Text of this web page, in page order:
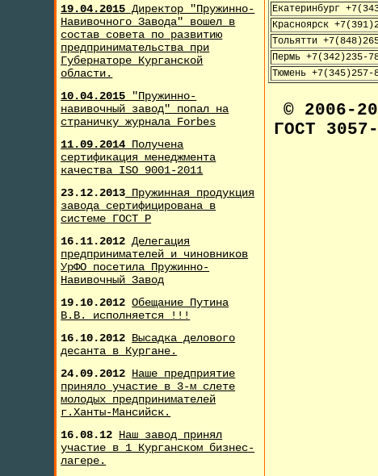
19.04.2015 Директор "Пружинно-
Навивочного Завода" вошел в
состав совета по развитию
предпринимательства при
Губернаторе Курганской
области.
10.04.2015 "Пружинно-
навивочный завод" попал на
страничку журнала Forbes
11.09.2014 Получена
сертификация менеджмента
качества ISO 9001-2011
23.12.2013 Пружинная продукция
завода сертифицирована в
системе ГОСТ Р
16.11.2012Делегация
предпринимателей и чиновников
УрФО посетила Пружинно-
Навивочный Завод
19.10.2012Обещание Путина
В.В. исполняется !!!
16.10.2012 Высадка делового
десанта в Кургане.
24.09.2012 Наше предприятие
приняло участие в 3-м слете
молодых предпринимателей
г.Ханты-Мансийск.
16.08.12 Наш завод принял
участие в 1 Курганском бизнес-
лагере.
Екатеринбург
Красноярск
Тольятти
Пермь +7(342)235-
Тюмень +7(345)257-
© 2006-
ГОСТ